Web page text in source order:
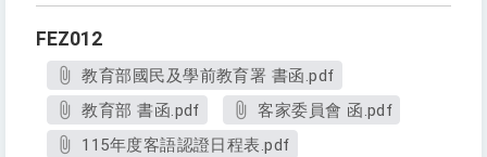
FEZ012
教育部國民及學前教育署 書函.pdf
教育部 書函.pdf
客家委員會 函.pdf
115年度客語認證日程表.pdf